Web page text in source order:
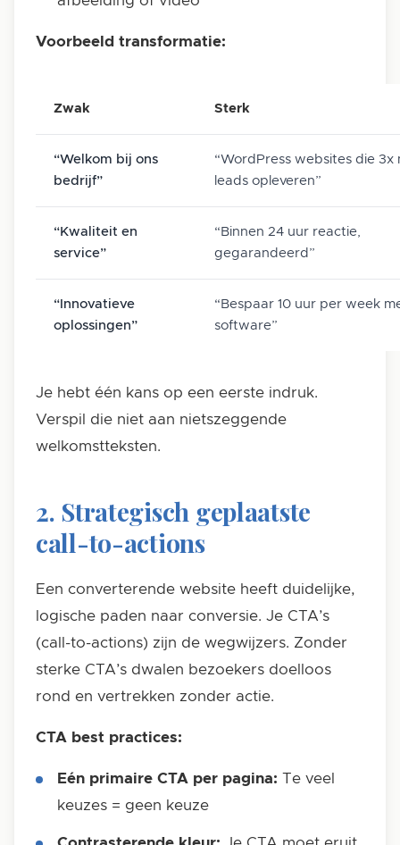
Voorbeeld transformatie:
Zwak Sterk
“Welkom bij ons
bedrijf”
“WordPress websites die 3x
leads opleveren”
“Kwaliteit en
service”
“Binnen 24 uur reactie,
gegarandeerd”
“Innovatieve
oplossingen”
“Bespaar 10 uur per week
software”
Je hebt één kans op een eerste indruk.
Verspil die niet aan nietszeggende
welkomstteksten.
2. Strategisch geplaatste
call-to-actions
Een converterende website heeft duidelijke,
logische paden naar conversie. Je CTA’s
(call-to-actions) zijn de wegwijzers. Zonder
sterke CTA’s dwalen bezoekers doelloos
rond en vertrekken zonder actie.
CTA best practices:
Eén primaire CTA per pagina: Te veel
keuzes = geen keuze